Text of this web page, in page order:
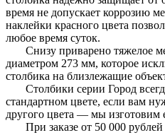
время не допускает коррозию
наклейки красного цвета
любое время суток.
Снизу приварено тяжелое
диаметром 273 мм, которое
столбика на близлежащие
Столбики серии Город
стандартном цвете, если вам
другого цвета — мы изготовим
При заказе от 50 000 рублей